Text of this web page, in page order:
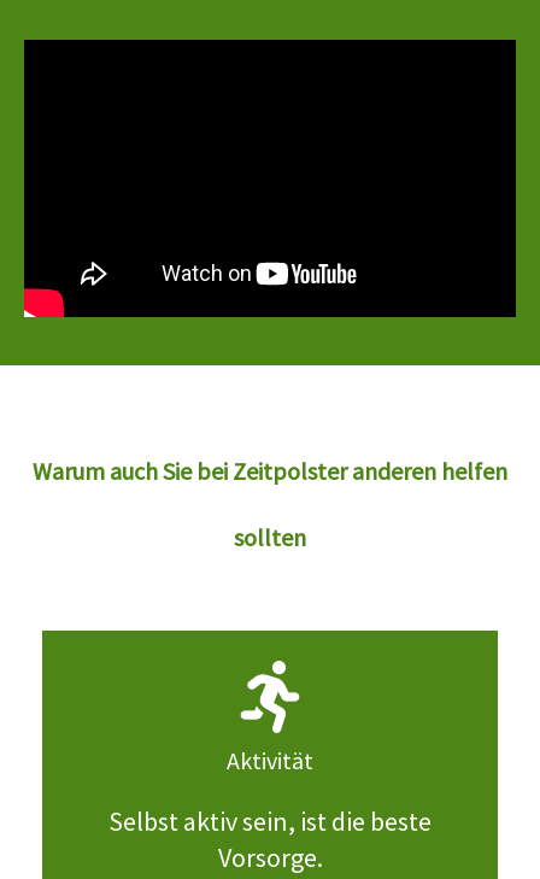
Warum auch Sie bei Zeitpolster anderen helfen
sollten
Aktivität
Selbst aktiv sein, ist die beste
Vorsorge.